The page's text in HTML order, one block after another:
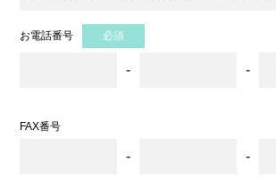
お電話番号 必須
- -
FAX番号
- -